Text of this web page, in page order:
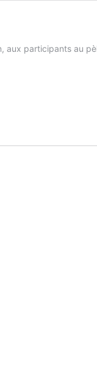
aux participants au